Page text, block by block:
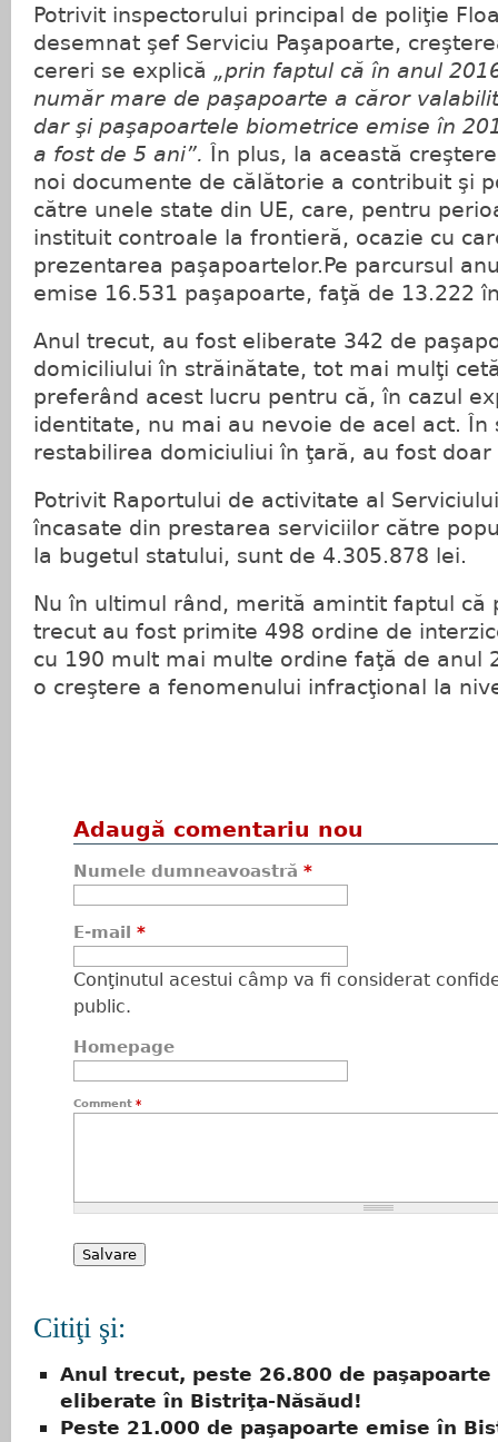
Potrivit inspectorului principal de poliţie
desemnat şef Serviciu Paşapoarte,
cereri se explică „prin faptul că în anul
număr mare de paşapoarte a căror
dar şi paşapoartele biometrice emise în
a fost de 5 ani”. În plus, la această
noi documente de călătorie a contribuit şi
către unele state din UE, care, pentru
instituit controale la frontieră, ocazie cu
prezentarea paşapoartelor.Pe parcursul
emise 16.531 paşapoarte, faţă de 13.222
Anul trecut, au fost eliberate 342 de
domiciliului în străinătate, tot mai mulţi
preferând acest lucru pentru că, în cazul
identitate, nu mai au nevoie de acel act. În
restabilirea domiciuliui în ţară, au fost doar
Potrivit Raportului de activitate al
încasate din prestarea serviciilor către
la bugetul statului, sunt de 4.305.878 lei.
Nu în ultimul rând, merită amintit faptul că
trecut au fost primite 498 ordine de
cu 190 mult mai multe ordine faţă de anul
o creştere a fenomenului infracţional la
Adaugă comentariu nou
Numele dumneavoastră *
E-mail *
Conţinutul acestui câmp va fi considerat
public.
Homepage
Comment *
Citiţi şi:
Anul trecut, peste 26.800 de paşapoarte
eliberate în Bistriţa-Năsăud!
Peste 21.000 de paşapoarte emise în